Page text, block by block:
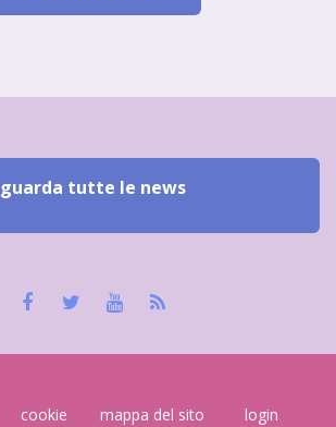
guarda tutte le news
cookie mappa del sito login